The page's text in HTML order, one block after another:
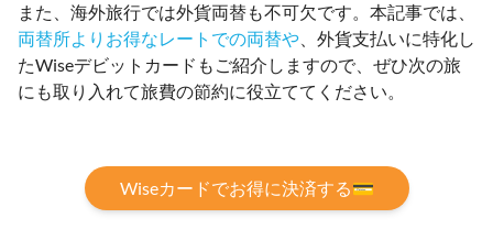
また、海外旅行では外貨両替も不可欠です。本記事では、
両替所よりお得なレートでの両替や 、外貨支払いに特化し
たWiseデビットカードもご紹介しますので、ぜひ次の旅
にも取り入れて旅費の節約に役立ててください。
Wiseカードでお得に決済する💳